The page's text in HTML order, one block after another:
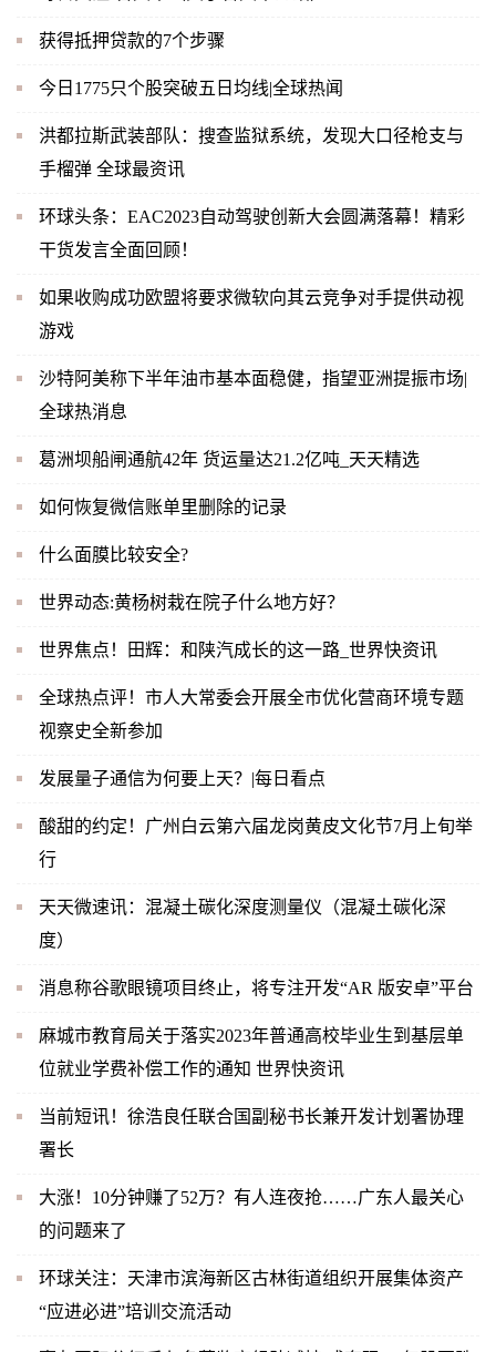
获得抵押贷款的7个步骤
今日1775只个股突破五日均线|全球热闻
洪都拉斯武装部队：搜查监狱系统，发现大口径枪支与
手榴弹 全球最资讯
环球头条：EAC2023自动驾驶创新大会圆满落幕！精彩
干货发言全面回顾！
如果收购成功欧盟将要求微软向其云竞争对手提供动视
游戏
沙特阿美称下半年油市基本面稳健，指望亚洲提振市场|
全球热消息
葛洲坝船闸通航42年 货运量达21.2亿吨_天天精选
如何恢复微信账单里删除的记录
什么面膜比较安全?
世界动态:黄杨树栽在院子什么地方好？
世界焦点！田辉：和陕汽成长的这一路_世界快资讯
全球热点评！市人大常委会开展全市优化营商环境专题
视察史全新参加
发展量子通信为何要上天？|每日看点
酸甜的约定！广州白云第六届龙岗黄皮文化节7月上旬举
行
天天微速讯：混凝土碳化深度测量仪（混凝土碳化深
度）
消息称谷歌眼镜项目终止，将专注开发“AR 版安卓”平台
麻城市教育局关于落实2023年普通高校毕业生到基层单
位就业学费补偿工作的通知 世界快资讯
当前短讯！徐浩良任联合国副秘书长兼开发计划署协理
署长
大涨！10分钟赚了52万？有人连夜抢……广东人最关心
的问题来了
环球关注：天津市滨海新区古林街道组织开展集体资产
“应进必进”培训交流活动